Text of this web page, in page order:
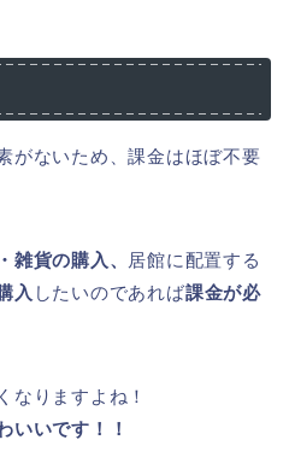
がないため、課金はほぼ不要
雑貨の購入、 居館に配置する
入 したいのであれば課金が必
なりますよね！
いいです！！